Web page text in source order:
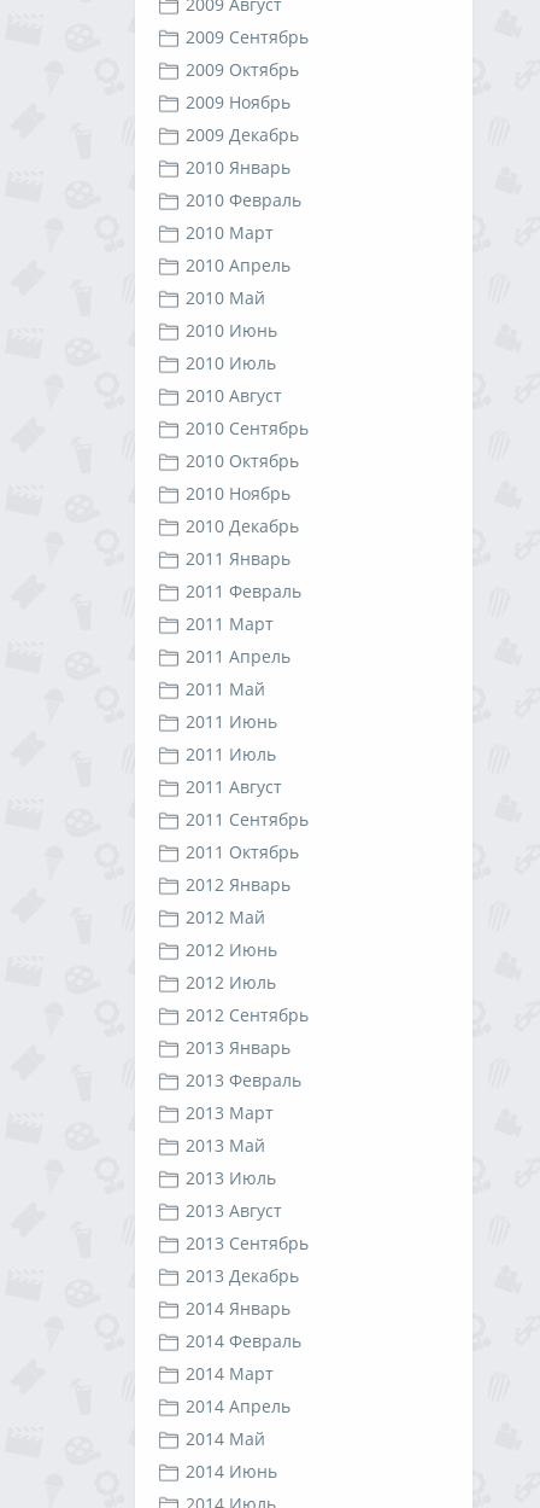
2009 Сентябрь
2009 Октябрь
2009 Ноябрь
2009 Декабрь
2010 Январь
2010 Февраль
2010 Март
2010 Апрель
2010 Май
2010 Июнь
2010 Июль
2010 Август
2010 Сентябрь
2010 Октябрь
2010 Ноябрь
2010 Декабрь
2011 Январь
2011 Февраль
2011 Март
2011 Апрель
2011 Май
2011 Июнь
2011 Июль
2011 Август
2011 Сентябрь
2011 Октябрь
2012 Январь
2012 Май
2012 Июнь
2012 Июль
2012 Сентябрь
2013 Январь
2013 Февраль
2013 Март
2013 Май
2013 Июль
2013 Август
2013 Сентябрь
2013 Декабрь
2014 Январь
2014 Февраль
2014 Март
2014 Апрель
2014 Май
2014 Июнь